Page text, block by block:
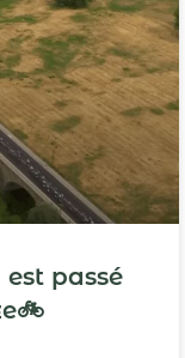
est passé